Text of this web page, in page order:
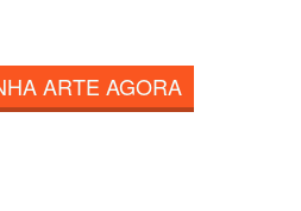
ARTE AGORA